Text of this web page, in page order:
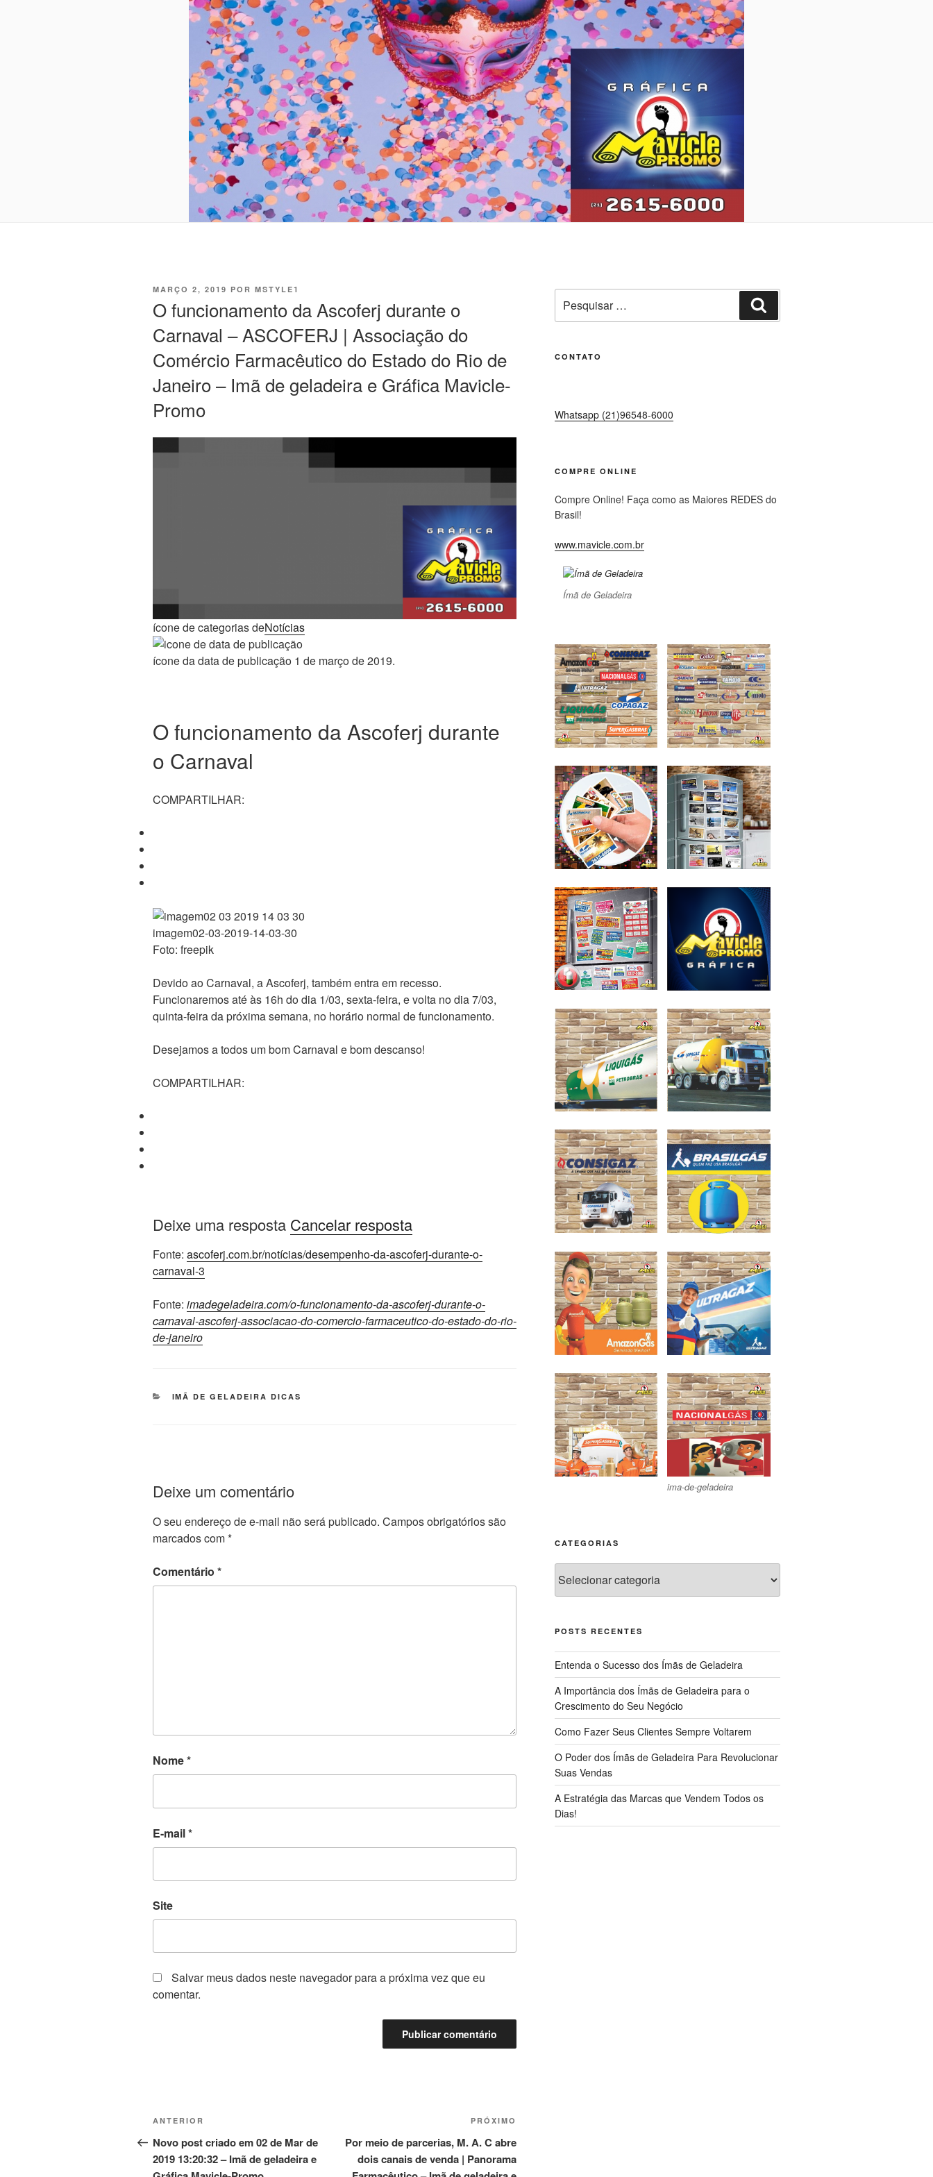
PUBLICADO
MARÇO 2, 2019 POR MSTYLE1
O funcionamento da Ascoferj durante o
Carnaval – ASCOFERJ | Associação do
Comércio Farmacêutico do Estado do Rio de
Janeiro – Imã de geladeira e Gráfica Mavicle-
Promo
ícone de categorias deNotícias
ícone da data de publicação 1 de março de 2019.
O funcionamento da Ascoferj durante
o Carnaval
COMPARTILHAR:
imagem02-03-2019-14-03-30
Foto: freepik
Devido ao Carnaval, a Ascoferj, também entra em recesso.
Funcionaremos até às 16h do dia 1/03, sexta-feira, e volta no dia 7/03,
quinta-feira da próxima semana, no horário normal de funcionamento.
Desejamos a todos um bom Carnaval e bom descanso!
COMPARTILHAR:
Deixe uma resposta Cancelar resposta
Fonte: ascoferj.com.br/notícias/desempenho-da-ascoferj-durante-o-
carnaval-3
Fonte: imadegeladeira.com/o-funcionamento-da-ascoferj-durante-o-
carnaval-ascoferj-associacao-do-comercio-farmaceutico-do-estado-do-rio-
de-janeiro
CATEGORIAS
IMÃ DE GELADEIRA DICAS
Deixe um comentário
O seu endereço de e-mail não será publicado. Campos obrigatórios são
marcados com*
Comentário *
Nome*
E-mail*
Site
Salvar meus dados neste navegador para a próxima vez que eu
comentar.
Navegação
de
Post
Post
anterior
ANTERIOR
Novo post criado em 02 de Mar de
2019 13:20:32 – Imã de geladeira e
post
PRÓXIMO
Por meio de parcerias, M. A. C abre
dois canais de venda | Panorama
por:
CONTATO
Whatsapp (21)96548-6000
COMPRE ONLINE
Compre Online! Faça como as Maiores REDES do
Brasil!
www.mavicle.com.br
Ímã de Geladeira
ima-de-geladeira
CATEGORIAS
POSTS RECENTES
Entenda o Sucesso dos Ímãs de Geladeira
A Importância dos Ímãs de Geladeira para o
Crescimento do Seu Negócio
Como Fazer Seus Clientes Sempre Voltarem
O Poder dos Ímãs de Geladeira Para Revolucionar
Suas Vendas
A Estratégia das Marcas que Vendem Todos os
Dias!